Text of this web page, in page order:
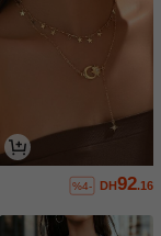
DH92.16
%4-